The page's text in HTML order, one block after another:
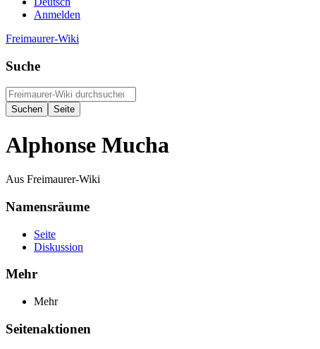
Anmelden
Freimaurer-Wiki
Suche
Alphonse Mucha
Aus Freimaurer-Wiki
Namensräume
Seite
Diskussion
Mehr
Mehr
Seitenaktionen